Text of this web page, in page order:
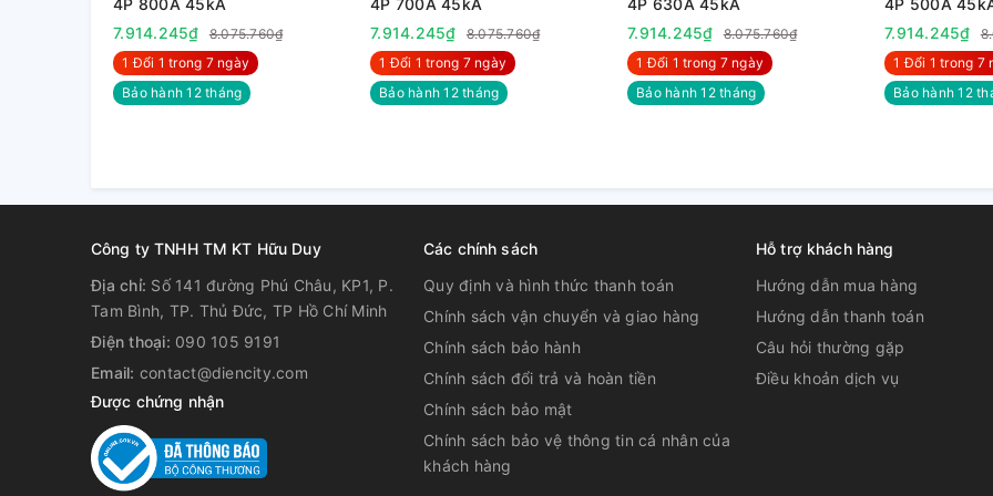
3. Thông số kỹ thuật MCCB LS ABN100AF
4P 800A 45kA
7.914.245₫
8.075.760₫
1 Đổi 1 trong 7 ngày
Bảo hành 12 tháng
4P 700A 45kA
7.914.245₫
8.075.760₫
1 Đổi 1 trong 7 ngày
Bảo hành 12 tháng
4P 630A 45kA
7.914.245₫
8.075.760₫
1 Đổi 1 trong 7 ngày
Bảo hành 12 tháng
4P 500A
7.914.245₫
1 Đổi 1 trong 7
Bảo hành 12
Công ty TNHH TM KT Hữu Duy
Địa chỉ: Số 141 đường Phú Châu, KP1, P.
Tam Bình, TP. Thủ Đức, TP Hồ Chí Minh
Điện thoại: 090 105 9191
Email: contact@diencity.com
Được chứng nhận
Các chính sách
Quy định và hình thức thanh toán
Chính sách vận chuyển và giao hàng
Chính sách bảo hành
Chính sách đổi trả và hoàn tiền
Chính sách bảo mật
Chính sách bảo vệ thông tin cá nhân của
khách hàng
Hỗ trợ khách hàng
Hướng dẫn mua hàng
Hướng dẫn thanh toán
Câu hỏi thường gặp
Điều khoản dịch vụ